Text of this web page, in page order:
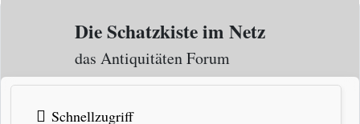
Zum Inhalt
Die Schatzkiste im Netz
das Antiquitäten Forum
Schnellzugriff